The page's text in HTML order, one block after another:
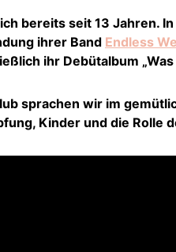
bereits seit 13 Jahren.
ihrer Band Endless
ihr Debütalbum
sprachen wir im
Kinder und die Rolle